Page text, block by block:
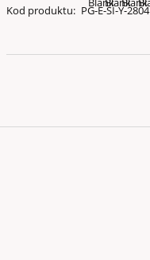
Kod produktu: PG-E-SI-Y-2804